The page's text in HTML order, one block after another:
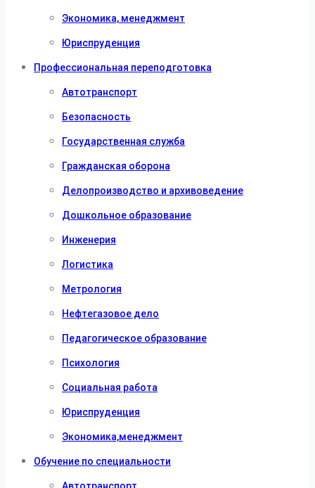
Экономика, менеджмент
Юриспруденция
Профессиональная переподготовка
Автотранспорт
Безопасность
Государственная служба
Гражданская оборона
Делопроизводство и архивоведение
Дошкольное образование
Инженерия
Логистика
Метрология
Нефтегазовое дело
Педагогическое образование
Психология
Социальная работа
Юриспруденция
Экономика,менеджмент
Обучение по специальности